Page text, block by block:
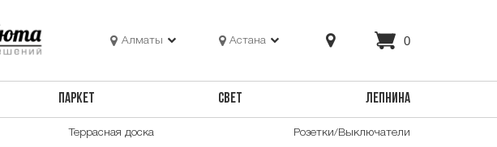
Алматы Астана 0
ПАРКЕТ СВЕТ ЛЕПНИНА
Террасная доска Розетки/Выключатели